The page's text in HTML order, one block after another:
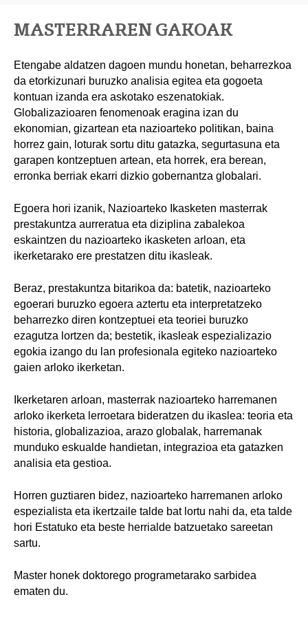
MASTERRAREN GAKOAK
Etengabe aldatzen dagoen mundu honetan, beharrezkoa
da etorkizunari buruzko analisia egitea eta gogoeta
kontuan izanda era askotako eszenatokiak.
Globalizazioaren fenomenoak eragina izan du
ekonomian, gizartean eta nazioarteko politikan, baina
horrez gain, loturak sortu ditu gatazka, segurtasuna eta
garapen kontzeptuen artean, eta horrek, era berean,
erronka berriak ekarri dizkio gobernantza globalari.
Egoera hori izanik, Nazioarteko Ikasketen masterrak
prestakuntza aurreratua eta diziplina zabalekoa
eskaintzen du nazioarteko ikasketen arloan, eta
ikerketarako ere prestatzen ditu ikasleak.
Beraz, prestakuntza bitarikoa da: batetik, nazioarteko
egoerari buruzko egoera aztertu eta interpretatzeko
beharrezko diren kontzeptuei eta teoriei buruzko
ezagutza lortzen da; bestetik, ikasleak espezializazio
egokia izango du lan profesionala egiteko nazioarteko
gaien arloko ikerketan.
Ikerketaren arloan, masterrak nazioarteko harremanen
arloko ikerketa lerroetara bideratzen du ikaslea: teoria eta
historia, globalizazioa, arazo globalak, harremanak
munduko eskualde handietan, integrazioa eta gatazken
analisia eta gestioa.
Horren guztiaren bidez, nazioarteko harremanen arloko
espezialista eta ikertzaile talde bat lortu nahi da, eta talde
hori Estatuko eta beste herrialde batzuetako sareetan
sartu.
Master honek doktorego programetarako sarbidea
ematen du.